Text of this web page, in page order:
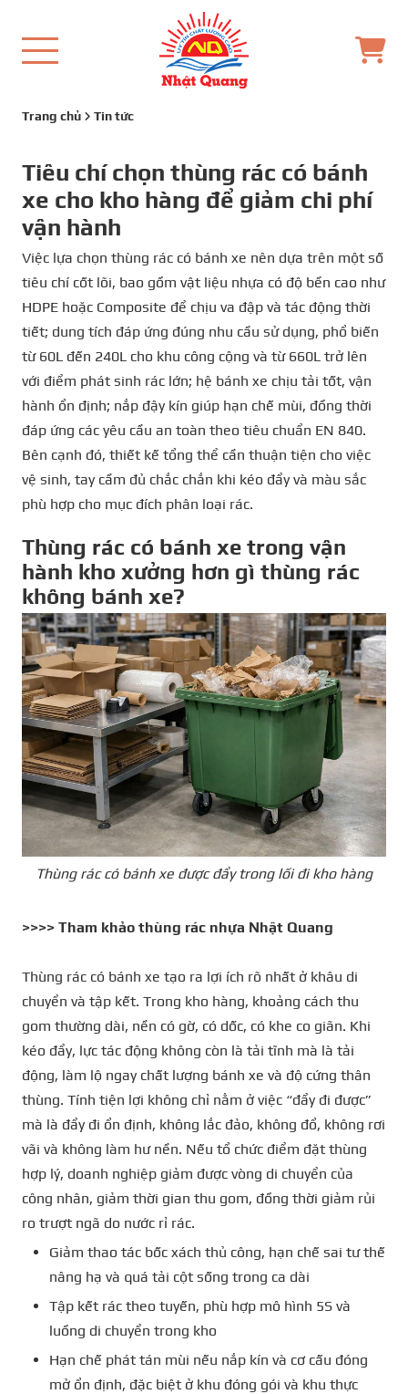
Trang chủ Tin tức
Tiêu chí chọn thùng rác có bánh
xe cho kho hàng để giảm chi phí
vận hành
Việc lựa chọn thùng rác có bánh xe nên dựa trên một số
tiêu chí cốt lõi, bao gồm vật liệu nhựa có độ bền cao như
HDPE hoặc Composite để chịu va đập và tác động thời
tiết; dung tích đáp ứng đúng nhu cầu sử dụng, phổ biến
từ 60L đến 240L cho khu công cộng và từ 660L trở lên
với điểm phát sinh rác lớn; hệ bánh xe chịu tải tốt, vận
hành ổn định; nắp đậy kín giúp hạn chế mùi, đồng thời
đáp ứng các yêu cầu an toàn theo tiêu chuẩn EN 840.
Bên cạnh đó, thiết kế tổng thể cần thuận tiện cho việc
vệ sinh, tay cầm đủ chắc chắn khi kéo đẩy và màu sắc
phù hợp cho mục đích phân loại rác.
Thùng rác có bánh xe trong vận
hành kho xưởng hơn gì thùng rác
không bánh xe?
Thùng rác có bánh xe được đẩy trong lối đi kho hàng
>>>> Tham khảo thùng rác nhựa Nhật Quang
Thùng rác có bánh xe tạo ra lợi ích rõ nhất ở khâu di
chuyển và tập kết. Trong kho hàng, khoảng cách thu
gom thường dài, nền có gờ, có dốc, có khe co giãn. Khi
kéo đẩy, lực tác động không còn là tải tĩnh mà là tải
động, làm lộ ngay chất lượng bánh xe và độ cứng thân
thùng. Tính tiện lợi không chỉ nằm ở việc “đẩy đi được”
mà là đẩy đi ổn định, không lắc đảo, không đổ, không rơi
vãi và không làm hư nền. Nếu tổ chức điểm đặt thùng
hợp lý, doanh nghiệp giảm được vòng di chuyển của
công nhân, giảm thời gian thu gom, đồng thời giảm rủi
ro trượt ngã do nước rỉ rác.
Giảm thao tác bốc xách thủ công, hạn chế sai tư thế
nâng hạ và quá tải cột sống trong ca dài
Tập kết rác theo tuyến, phù hợp mô hình 5S và
luồng di chuyển trong kho
Hạn chế phát tán mùi nếu nắp kín và cơ cấu đóng
mở ổn định, đặc biệt ở khu đóng gói và khu thực